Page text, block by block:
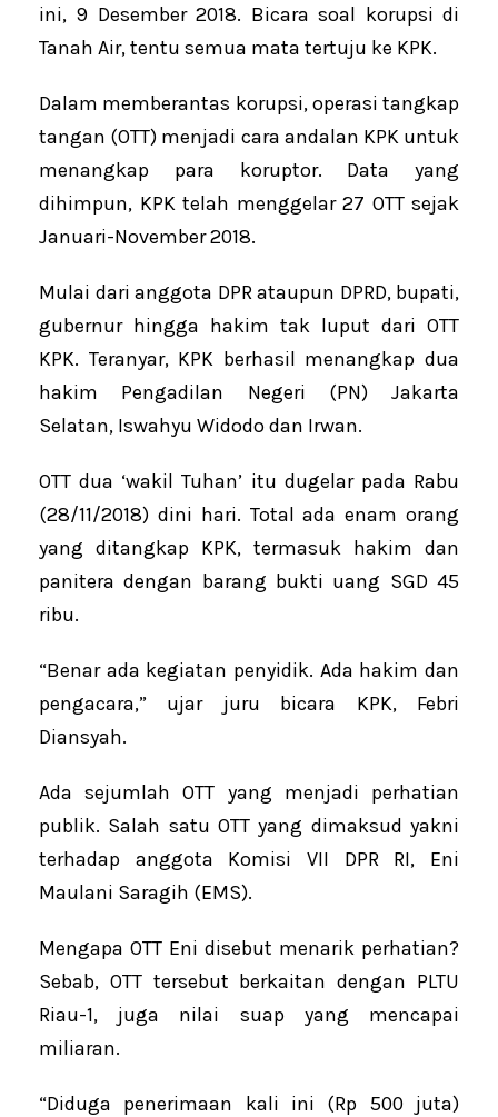
ini, 9 Desember 2018. Bicara soal korupsi di
Tanah Air, tentu semua mata tertuju ke KPK.
Dalam memberantas korupsi, operasi tangkap
tangan (OTT) menjadi cara andalan KPK untuk
menangkap para koruptor. Data yang
dihimpun, KPK telah menggelar 27 OTT sejak
Januari-November 2018.
Mulai dari anggota DPR ataupun DPRD, bupati,
gubernur hingga hakim tak luput dari OTT
KPK. Teranyar, KPK berhasil menangkap dua
hakim Pengadilan Negeri (PN) Jakarta
Selatan, Iswahyu Widodo dan Irwan.
OTT dua ‘wakil Tuhan’ itu dugelar pada Rabu
(28/11/2018) dini hari. Total ada enam orang
yang ditangkap KPK, termasuk hakim dan
panitera dengan barang bukti uang SGD 45
ribu.
“Benar ada kegiatan penyidik. Ada hakim dan
pengacara,” ujar juru bicara KPK, Febri
Diansyah.
Ada sejumlah OTT yang menjadi perhatian
publik. Salah satu OTT yang dimaksud yakni
terhadap anggota Komisi VII DPR RI, Eni
Maulani Saragih (EMS).
Mengapa OTT Eni disebut menarik perhatian?
Sebab, OTT tersebut berkaitan dengan PLTU
Riau-1, juga nilai suap yang mencapai
miliaran.
“Diduga penerimaan kali ini (Rp 500 juta)